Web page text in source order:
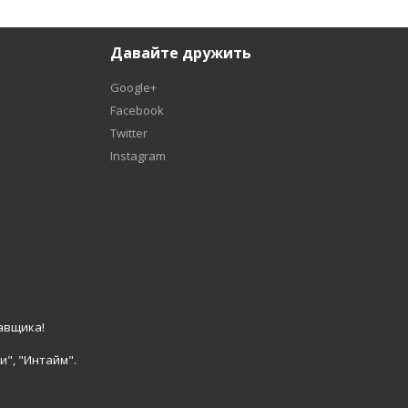
Давайте дружить
Google+
Facebook
Twitter
Instagram
"Интайм".